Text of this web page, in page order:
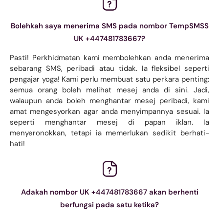
Bolehkah saya menerima SMS pada nombor TempSMSS
UK +447481783667?
Pasti! Perkhidmatan kami membolehkan anda menerima
sebarang SMS, peribadi atau tidak. Ia fleksibel seperti
pengajar yoga! Kami perlu membuat satu perkara penting:
semua orang boleh melihat mesej anda di sini. Jadi,
walaupun anda boleh menghantar mesej peribadi, kami
amat mengesyorkan agar anda menyimpannya sesuai. Ia
seperti menghantar mesej di papan iklan. Ia
menyeronokkan, tetapi ia memerlukan sedikit berhati-
hati!
Adakah nombor UK +447481783667 akan berhenti
berfungsi pada satu ketika?